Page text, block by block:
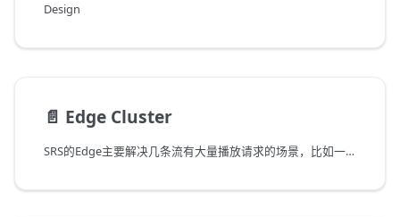
Design
📄️ Edge Cluster
SRS的Edge主要解决几条流有大量播放请求的场景，比如一个流有上万人观看。SRS的Edge能对接所有的标准RTMP源站服务器。